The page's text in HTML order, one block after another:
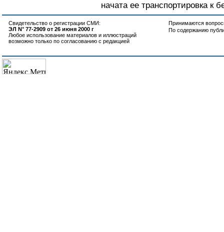
начата ее транспортировка к
Свидетельство о регистрации СМИ:
ЭЛ N° 77-2909 от 26 июня 2000 г
Любое использование материалов и иллюстраций
возможно только по согласованию с редакцией
Принимаются
По содержанию